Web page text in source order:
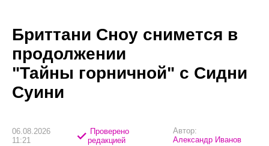
Бриттани Сноу снимется в
продолжении
"Тайны горничной" с Сидни
Суини
06.08.2026
11:21
Проверено
редакцией
Автор:
Александр Иванов